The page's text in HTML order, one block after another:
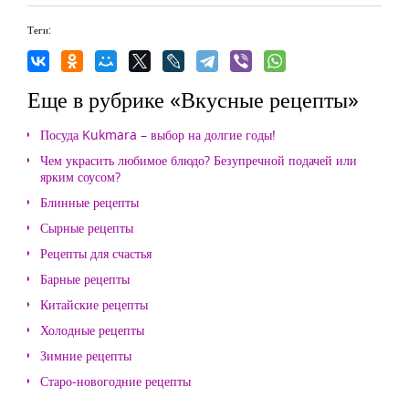
Теги:
Еще в рубрике «Вкусные рецепты»
Посуда Kukmara – выбор на долгие годы!
Чем украсить любимое блюдо? Безупречной подачей или
ярким соусом?
Блинные рецепты
Сырные рецепты
Рецепты для счастья
Барные рецепты
Китайские рецепты
Холодные рецепты
Зимние рецепты
Старо-новогодние рецепты